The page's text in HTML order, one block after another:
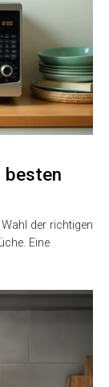
besten
der richtigen
Eine